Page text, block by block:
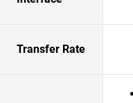
Transfer Rate